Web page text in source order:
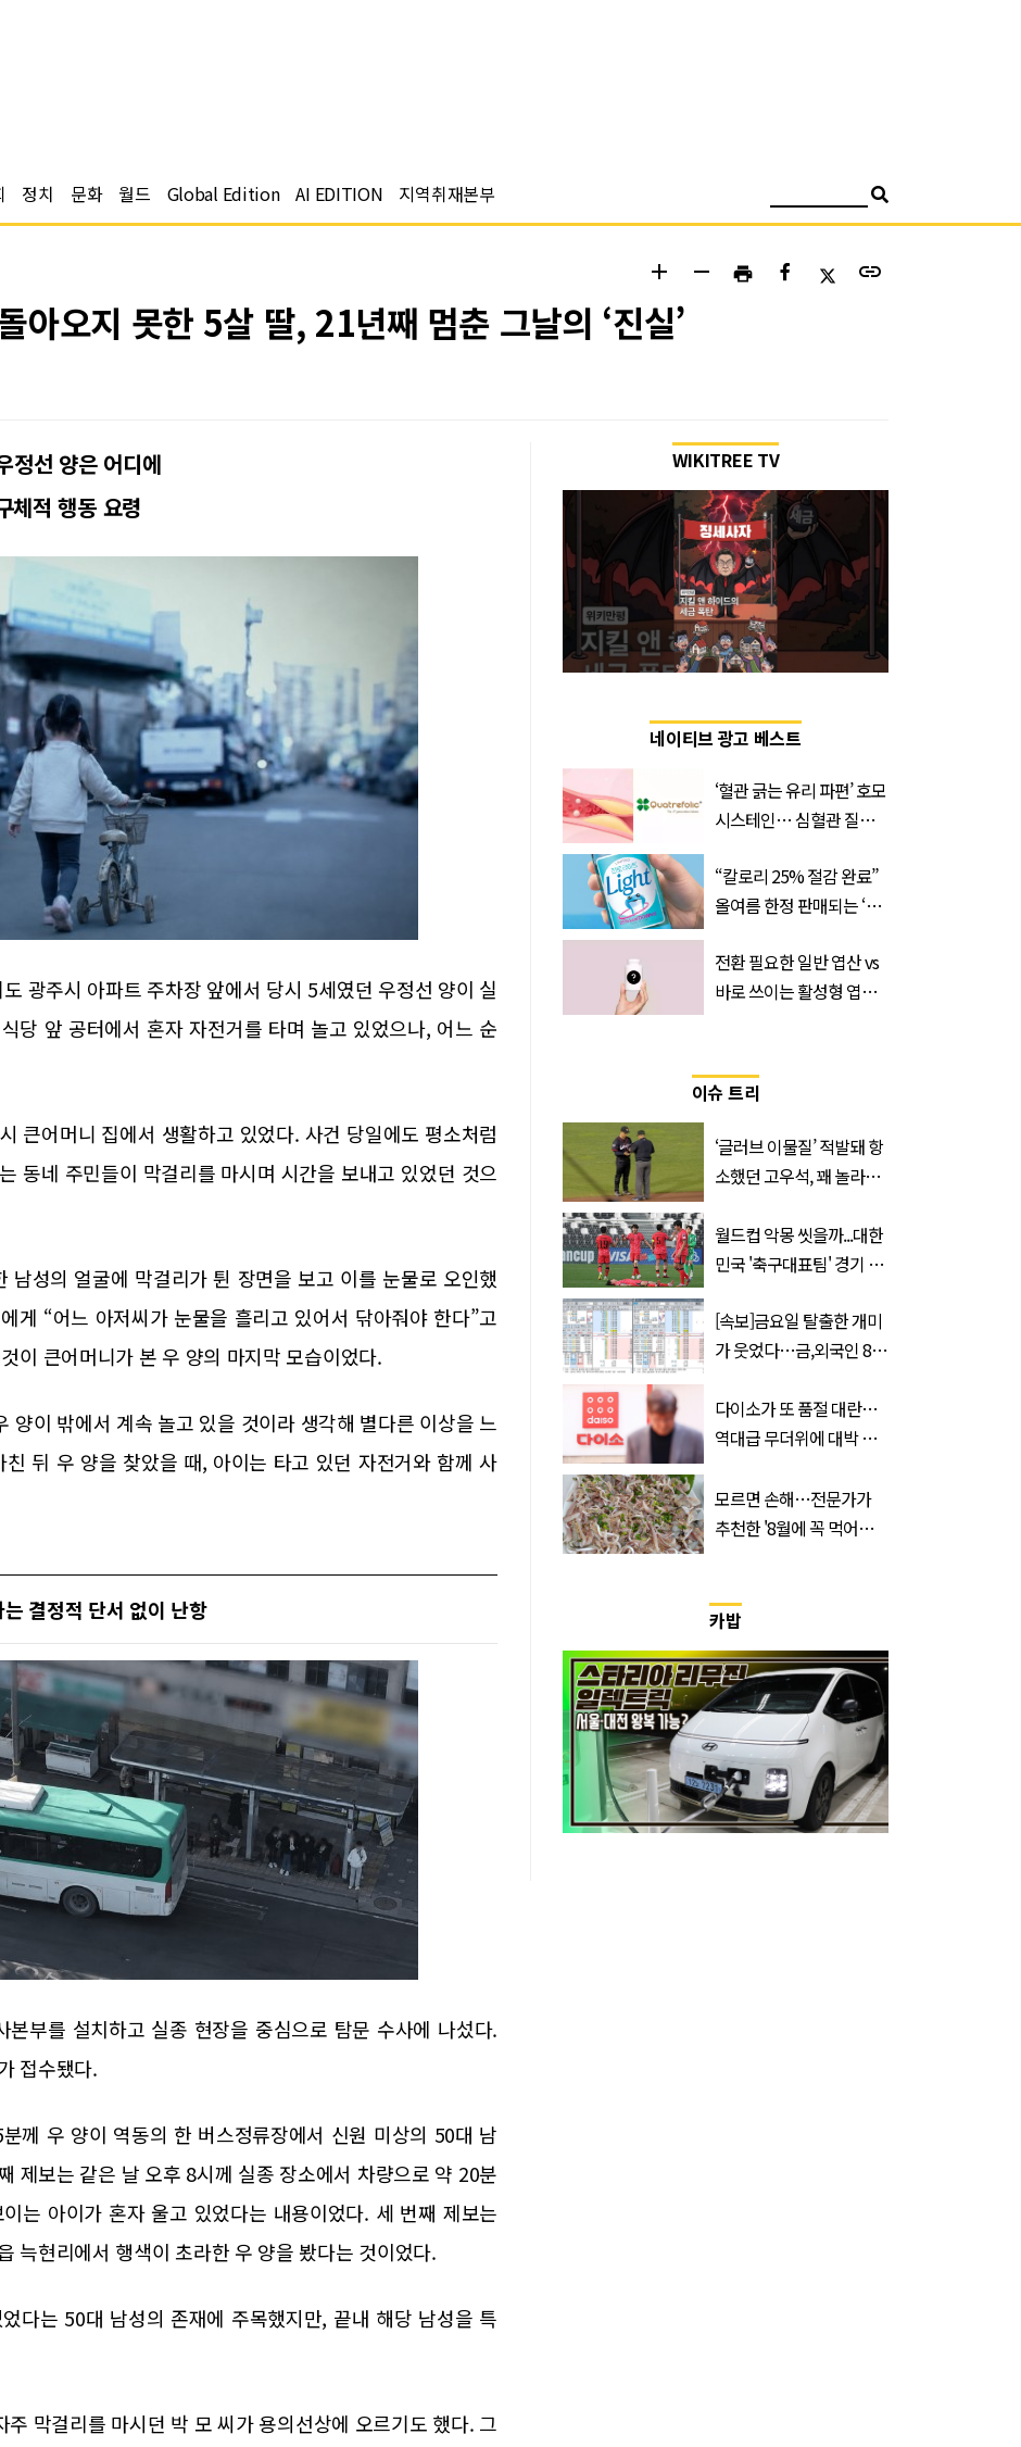
정치 문화 월드 Global Edition AI EDITION 지역취재본부
add remove print link
아오지 못한 5살 딸, 21년째 멈춘 그날의 ‘진실’
정선 양은 어디에
체적 행동 요령
광주시 아파트 주차장 앞에서 당시 5세였던 우정선 양이 실
당 앞 공터에서 혼자 자전거를 타며 놀고 있었으나, 어느 순
큰어머니 집에서 생활하고 있었다. 사건 당일에도 평소처럼
동네 주민들이 막걸리를 마시며 시간을 보내고 있었던 것으
성의 얼굴에 막걸리가 튄 장면을 보고 이를 눈물로 오인했
게 “어느 아저씨가 눈물을 흘리고 있어서 닦아줘야 한다”고
이 큰어머니가 본 우 양의 마지막 모습이었다.
양이 밖에서 계속 놀고 있을 것이라 생각해 별다른 이상을 느
뒤 우 양을 찾았을 때, 아이는 타고 있던 자전거와 함께 사
결정적 단서 없이 난항
부를 설치하고 실종 현장을 중심으로 탐문 수사에 나섰다.
접수됐다.
께 우 양이 역동의 한 버스정류장에서 신원 미상의 50대 남
제보는 같은 날 오후 8시께 실종 장소에서 차량으로 약 20분
는 아이가 혼자 울고 있었다는 내용이었다. 세 번째 제보는
늑현리에서 행색이 초라한 우 양을 봤다는 것이었다.
다는 50대 남성의 존재에 주목했지만, 끝내 해당 남성을 특
막걸리를 마시던 박 모 씨가 용의선상에 오르기도 했다. 그
WIKITREE TV
네이티브 광고 베스트
‘혈관 긁는 유리 파편’ 호모
시스테인… 심혈관 질환
“칼로리 25% 절감 완료”
올여름 한정 판매되는 ‘최
전환 필요한 일반 엽산 vs
바로 쓰이는 활성형 엽
이슈 트리
‘글러브 이물질’ 적발돼 항
소했던 고우석, 꽤 놀라운
월드컵 악몽 씻을까...대한
민국 '축구대표팀' 경기 확
[속보]금요일 탈출한 개미
가 웃었다…금,외국인 8조
하이닉스 '와르르'
다이소가 또 품절 대란…
역대급 무더위에 대박 난
모르면 손해…전문가가
추천한 '8월에 꼭 먹어야
카밥